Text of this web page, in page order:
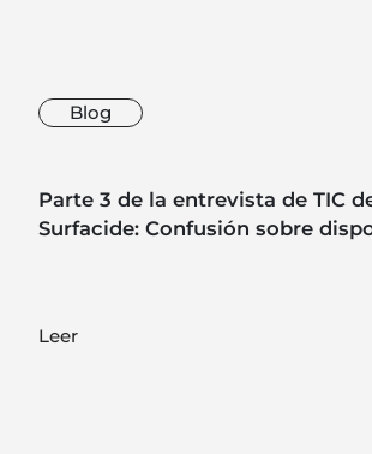
Blog
Parte 3 de la entrevista de TIC
Surfacide: Confusión sobre
Leer